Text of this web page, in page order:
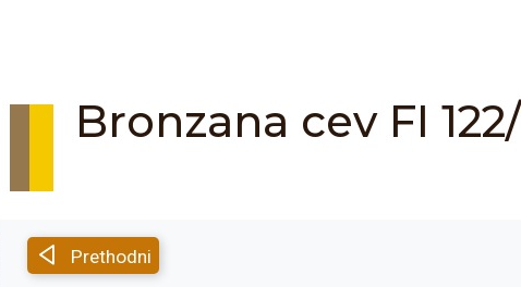
Bronzana cev FI
Prethodni